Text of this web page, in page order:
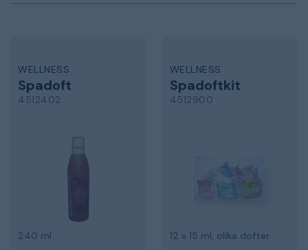
WELLNESS
Spadoft
4512402
240 ml
WELLNESS
Spadoftkit
4512900
12 x 15 ml, olika dofter